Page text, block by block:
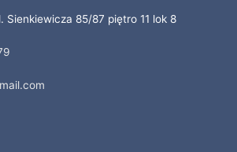
Sienkiewicza 85/87 piętro 11 lok 8